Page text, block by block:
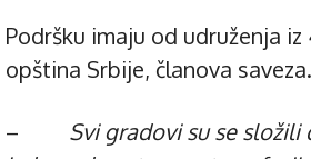
Podršku imaju od udruženja
opština Srbije, članova saveza.
– Svi gradovi su se složili